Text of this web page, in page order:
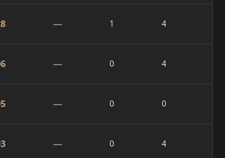
— 1 4
— 0 4
— 0 0
— 0 4